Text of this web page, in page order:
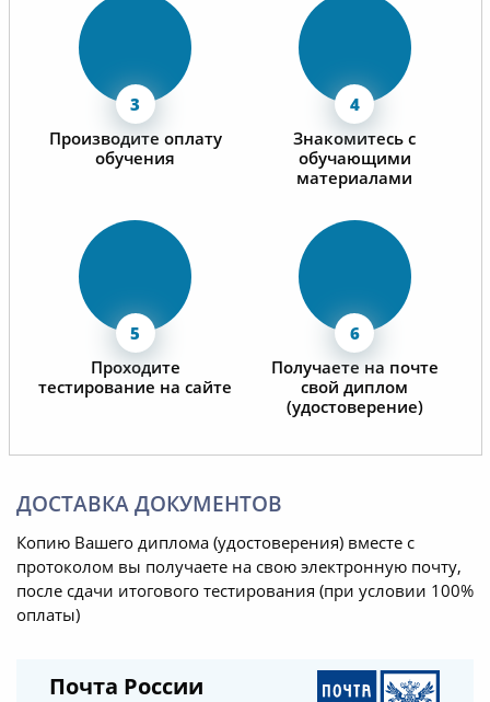
Производите оплату
обучения
Знакомитесь с
обучающими
материалами
Проходите
тестирование на сайте
Получаете на почте
свой диплом
(удостоверение)
ДОСТАВКА ДОКУМЕНТОВ
Копию Вашего диплома (удостоверения) вместе с
протоколом вы получаете на свою электронную почту,
после сдачи итогового тестирования (при условии 100%
оплаты)
Почта России